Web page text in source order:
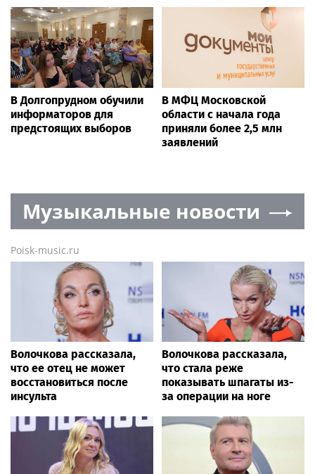
В Долгопрудном обучили
информаторов для
предстоящих выборов
В МФЦ Московской
области с начала года
приняли более 2,5 млн
заявлений
Музыкальные новости
Poisk-music.ru
Волочкова рассказала,
что ее отец не может
восстановиться после
инсульта
Волочкова рассказала,
что стала реже
показывать шпагаты из-
за операции на ноге